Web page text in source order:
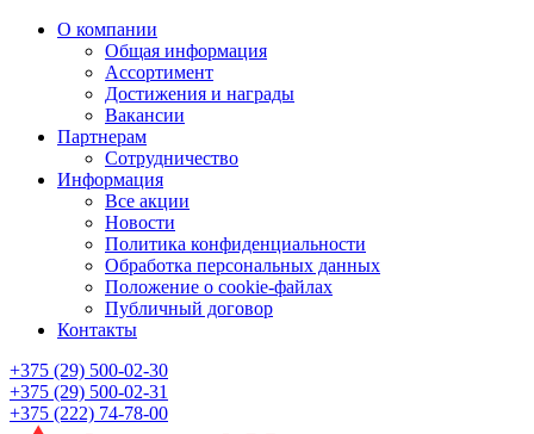
О компании
Общая информация
Ассортимент
Достижения и награды
Вакансии
Партнерам
Сотрудничество
Информация
Все акции
Новости
Политика конфиденциальности
Обработка персональных данных
Положение о cookie-файлах
Публичный договор
Контакты
+375 (29) 500-02-30
+375 (29) 500-02-31
+375 (222) 74-78-00